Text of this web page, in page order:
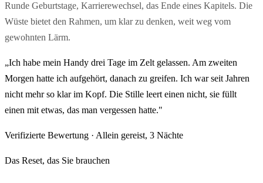
Runde Geburtstage, Karrierewechsel, das Ende eines Kapitels. Die
Wüste bietet den Rahmen, um klar zu denken, weit weg vom
gewohnten Lärm.
„Ich habe mein Handy drei Tage im Zelt gelassen. Am zweiten
Morgen hatte ich aufgehört, danach zu greifen. Ich war seit Jahren
nicht mehr so klar im Kopf. Die Stille leert einen nicht, sie füllt
einen mit etwas, das man vergessen hatte."
Verifizierte Bewertung · Allein gereist, 3 Nächte
Das Reset, das Sie brauchen